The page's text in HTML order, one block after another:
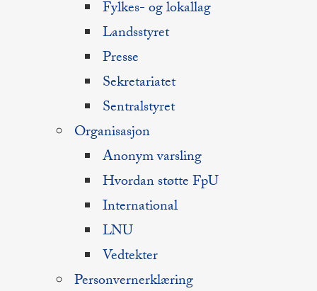
Fylkes- og lokallag
Landsstyret
Presse
Sekretariatet
Sentralstyret
Organisasjon
Anonym varsling
Hvordan støtte FpU
International
LNU
Vedtekter
Personvernerklæring